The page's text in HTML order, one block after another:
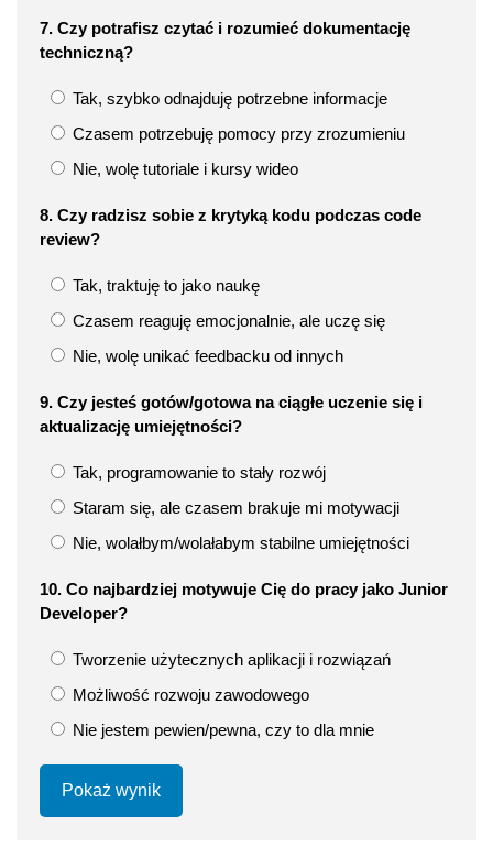
7. Czy potrafisz czytać i rozumieć dokumentację
techniczną?
Tak, szybko odnajduję potrzebne informacje
Czasem potrzebuję pomocy przy zrozumieniu
Nie, wolę tutoriale i kursy wideo
8. Czy radzisz sobie z krytyką kodu podczas code
review?
Tak, traktuję to jako naukę
Czasem reaguję emocjonalnie, ale uczę się
Nie, wolę unikać feedbacku od innych
9. Czy jesteś gotów/gotowa na ciągłe uczenie się i
aktualizację umiejętności?
Tak, programowanie to stały rozwój
Staram się, ale czasem brakuje mi motywacji
Nie, wolałbym/wolałabym stabilne umiejętności
10. Co najbardziej motywuje Cię do pracy jako Junior
Developer?
Tworzenie użytecznych aplikacji i rozwiązań
Możliwość rozwoju zawodowego
Nie jestem pewien/pewna, czy to dla mnie
Pokaż wynik